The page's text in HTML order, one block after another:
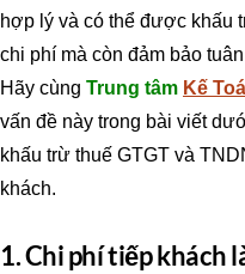
hợp lý và có thể được khấu
chi phí mà còn đảm bảo
Hãy cùng Trung tâm Kế
vấn đề này trong bài viết
khấu trừ thuế GTGT và
khách.
1. Chi phí tiếp khách